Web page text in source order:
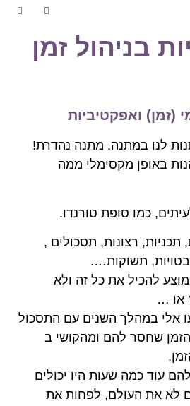
בניהול זמן
(זמן) ואפקטיביות
באופן מקסימלי ממה
כמו סופת טורנדו.
רצונות, תסכולים ,
תשוקות….
להכיל את כל זה ולא
או …
אלי במהלך השנים עם התסכול
שחסר להם ומהקושי ב
עוד כמה שעות היו יכולים
לא את העולם, לפחות את